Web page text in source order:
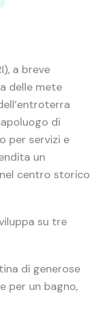
a breve
delle mete
di
per servizi e
un
centro storico
su tre
di generose
per un bagno,